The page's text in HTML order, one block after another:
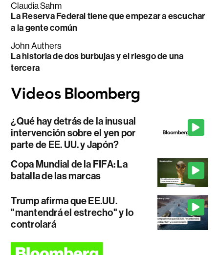
Claudia Sahm
La Reserva Federal tiene que empezar a escuchar
a la gente común
John Authers
La historia de dos burbujas y el riesgo de una
tercera
¿Qué hay detrás de la inusual
intervención sobre el yen por
parte de EE. UU. y Japón?
Copa Mundial de la FIFA: La
batalla de las marcas
Trump afirma que EE.UU.
"mantendrá el estrecho" y lo
controlará